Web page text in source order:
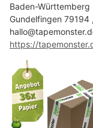
Baden-Württemberg
Gundelfingen 79194
https://